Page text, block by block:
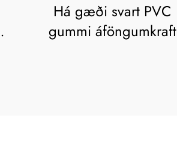
Há gæði svart PVC
gummi áföngumkraft